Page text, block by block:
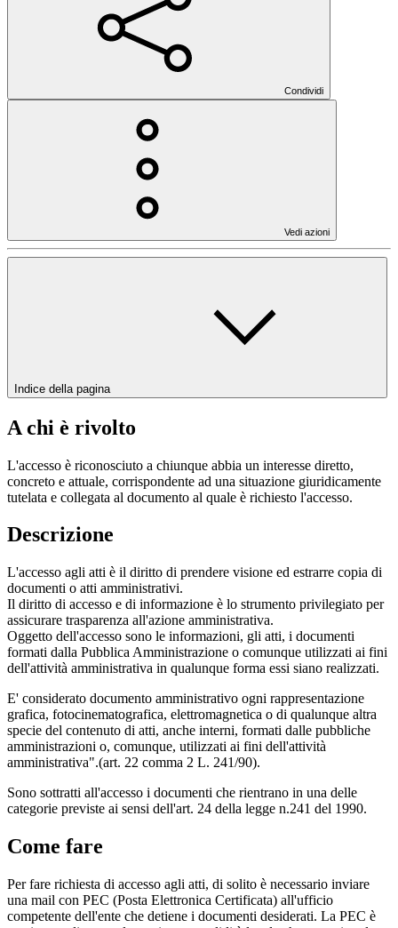
Condividi
Vedi azioni
Indice della pagina
A chi è rivolto
L'accesso è riconosciuto a chiunque abbia un interesse diretto,
concreto e attuale, corrispondente ad una situazione giuridicamente
tutelata e collegata al documento al quale è richiesto l'accesso.
Descrizione
L'accesso agli atti è il diritto di prendere visione ed estrarre copia di
documenti o atti amministrativi.
Il diritto di accesso e di informazione è lo strumento privilegiato per
assicurare trasparenza all'azione amministrativa.
Oggetto dell'accesso sono le informazioni, gli atti, i documenti
formati dalla Pubblica Amministrazione o comunque utilizzati ai fini
dell'attività amministrativa in qualunque forma essi siano realizzati.
E' considerato documento amministrativo ogni rappresentazione
grafica, fotocinematografica, elettromagnetica o di qualunque altra
specie del contenuto di atti, anche interni, formati dalle pubbliche
amministrazioni o, comunque, utilizzati ai fini dell'attività
amministrativa".(art. 22 comma 2 L. 241/90).
Sono sottratti all'accesso i documenti che rientrano in una delle
categorie previste ai sensi dell'art. 24 della legge n.241 del 1990.
Come fare
Per fare richiesta di accesso agli atti, di solito è necessario inviare
una mail con PEC (Posta Elettronica Certificata) all'ufficio
competente dell'ente che detiene i documenti desiderati. La PEC è